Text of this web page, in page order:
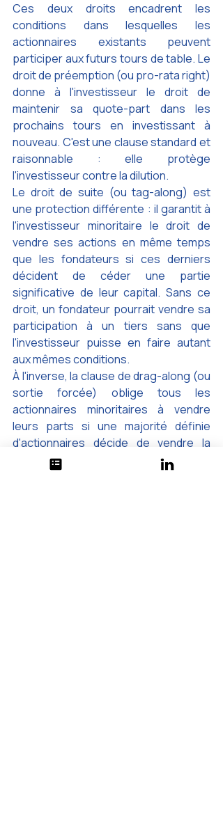
Ces deux droits encadrent les
conditions dans lesquelles les
actionnaires existants peuvent
participer aux futurs tours de table. Le
droit de préemption (ou pro-rata right)
donne à l'investisseur le droit de
maintenir sa quote-part dans les
prochains tours en investissant à
nouveau. C'est une clause standard et
raisonnable : elle protège
l'investisseur contre la dilution.
Le droit de suite (ou tag-along) est
une protection différente : il garantit à
l'investisseur minoritaire le droit de
vendre ses actions en même temps
que les fondateurs si ces derniers
décident de céder une partie
significative de leur capital. Sans ce
droit, un fondateur pourrait vendre sa
participation à un tiers sans que
l'investisseur puisse en faire autant
aux mêmes conditions.
À l'inverse, la clause de drag-along (ou
sortie forcée) oblige tous les
actionnaires minoritaires à vendre
leurs parts si une majorité définie
d'actionnaires décide de vendre la
société. Cette clause peut sembler